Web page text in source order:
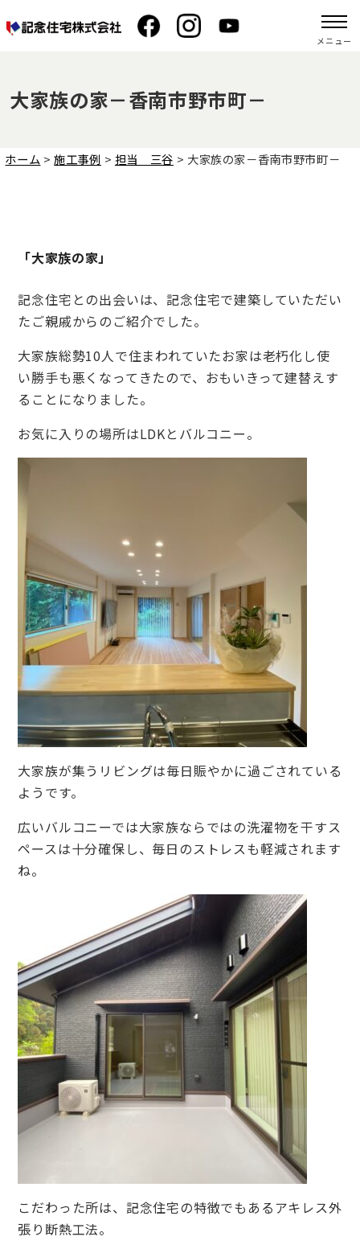
メニュー
大家族の家－香南市野市町－
ホーム >施工事例 > 担当 三谷 > 大家族の家－香南市野市町－
「大家族の家」
記念住宅との出会いは、記念住宅で建築していただい
たご親戚からのご紹介でした。
大家族総勢10人で住まわれていたお家は老朽化し使
い勝手も悪くなってきたので、おもいきって建替えす
ることになりました。
お気に入りの場所はLDKとバルコニー。
大家族が集うリビングは毎日賑やかに過ごされている
ようです。
広いバルコニーでは大家族ならではの洗濯物を干すス
ペースは十分確保し、毎日のストレスも軽減されます
ね。
こだわった所は、記念住宅の特徴でもあるアキレス外
張り断熱工法。